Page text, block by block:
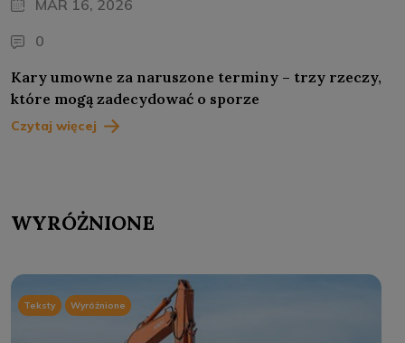
MAR 16, 2026
0
Kary umowne za naruszone terminy – trzy rzeczy,
które mogą zadecydować o sporze
Czytaj więcej
WYRÓŻNIONE
Teksty Wyróżnione